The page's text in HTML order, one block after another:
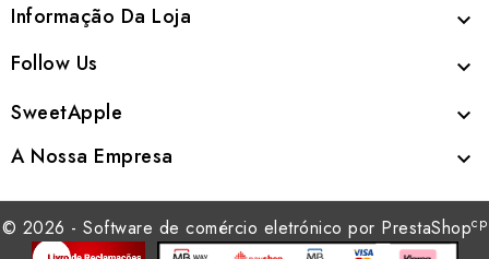
Informação Da Loja 
Follow Us 
SweetApple 
A Nossa Empresa 
© 2026 - Software de comércio eletrónico por PrestaShopcp